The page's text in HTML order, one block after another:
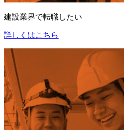
建設業界で転職したい
詳しくはこちら